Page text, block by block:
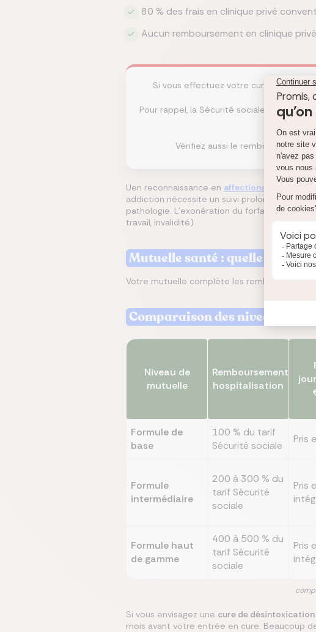
80 % des frais en clinique privé
Aucun remboursement en clinique
Si vous effectuez votre cure de
Pour rappel, la Sécurité sociale ne
Vérifiez aussi le remboursement
Uen reconnaissance en affections de longue
addiction nécessite un suivi prolongé, vous
pathologie. L'exonération du forfait
travail, invalidité).
Mutuelle santé : quelle prise
Votre mutuelle complète les
Comparaison des niveaux de
Niveau de
mutuelle
Remboursement
hospitalisation
Formule de
base
100 % du tarif
Sécurité sociale
Pris
Formule
intermédiaire
200 à 300 % du
tarif Sécurité
sociale
Pris
Formule haut
de gamme
400 à 500 % du
tarif Sécurité
sociale
Pris
Si vous envisagez une cure de
mois avant votre entrée en cure. Beaucoup